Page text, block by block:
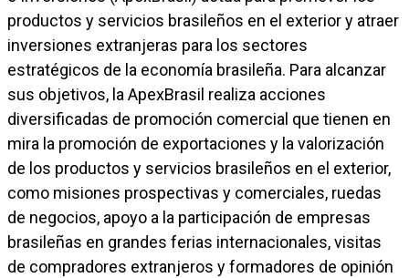
productos y servicios brasileños en el exterior y atraer
inversiones extranjeras para los sectores
estratégicos de la economía brasileña. Para alcanzar
sus objetivos, la ApexBrasil realiza acciones
diversificadas de promoción comercial que tienen en
mira la promoción de exportaciones y la valorización
de los productos y servicios brasileños en el exterior,
como misiones prospectivas y comerciales, ruedas
de negocios, apoyo a la participación de empresas
brasileñas en grandes ferias internacionales, visitas
de compradores extranjeros y formadores de opinión